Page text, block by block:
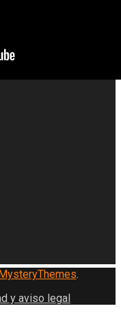
MysteryThemes.
y aviso legal